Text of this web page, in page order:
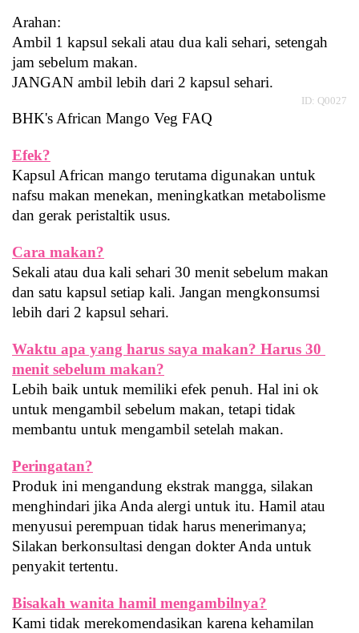
Arahan:
Ambil 1 kapsul sekali atau dua kali sehari, setengah
jam sebelum makan.
JANGAN ambil lebih dari 2 kapsul sehari.
ID: Q0027
BHK's African Mango Veg FAQ
Efek?
Kapsul African mango terutama digunakan untuk
nafsu makan menekan, meningkatkan metabolisme
dan gerak peristaltik usus.
Cara makan?
Sekali atau dua kali sehari 30 menit sebelum makan
dan satu kapsul setiap kali. Jangan mengkonsumsi
lebih dari 2 kapsul sehari.
Waktu apa yang harus saya makan? Harus 30
menit sebelum makan?
Lebih baik untuk memiliki efek penuh. Hal ini ok
untuk mengambil sebelum makan, tetapi tidak
membantu untuk mengambil setelah makan.
Peringatan?
Produk ini mengandung ekstrak mangga, silakan
menghindari jika Anda alergi untuk itu. Hamil atau
menyusui perempuan tidak harus menerimanya;
Silakan berkonsultasi dengan dokter Anda untuk
penyakit tertentu.
Bisakah wanita hamil mengambilnya?
Kami tidak merekomendasikan karena kehamilan